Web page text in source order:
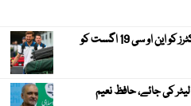
کیریبین پریمیئر لیگ ، قومی کرکٹرز کو این او سی 19 اگست کو
228 روپے فی لیٹر کی جائے، حافظ نعیم